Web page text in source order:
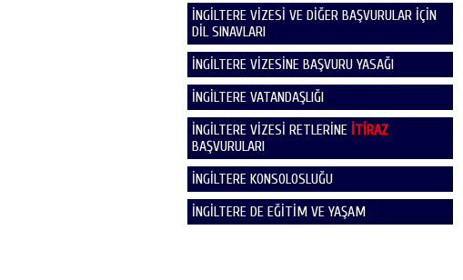
İNGİLTERE VİZESİ VE DİĞER BAŞVURULAR İÇİN
DİL SINAVLARI
İNGİLTERE VİZESİNE BAŞVURU YASAĞI
İNGİLTERE VATANDAŞLIĞI
İNGİLTERE VİZESİ RETLERİNE İTİRAZ
BAŞVURULARI
İNGİLTERE KONSOLOSLUĞU
İNGİLTERE DE EĞİTİM VE YAŞAM